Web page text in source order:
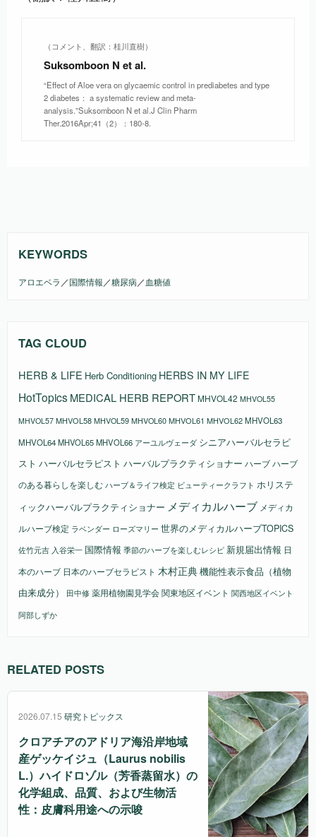
（コメント、翻訳：桂川直樹）
Suksomboon N et al.
“Effect of Aloe vera on glycaemic control in prediabetes and type
2 diabetes： a systematic review and meta-
analysis.”Suksomboon N et al.J Clin Pharm
Ther.2016Apr;41（2）：180-8.
KEYWORDS
アロエベラ ／国際情報 ／糖尿病／血糖値
TAG CLOUD
HERB & LIFE Herb Conditioning HERBS IN MY LIFE
HotTopics MEDICAL HERB REPORTMHVOL42 MHVOL55
MHVOL57 MHVOL58 MHVOL59 MHVOL60 MHVOL61 MHVOL62MHVOL63
MHVOL64MHVOL65MHVOL66 アーユルヴェーダ シニアハーバルセラピ
スト ハーバルセラピスト ハーバルプラクティショナー ハーブハーブ
のある暮らしを楽しむ ハーブ＆ライフ検定 ビューティークラフト ホリステ
ィックハーバルプラクティショナー メディカルハーブ メディカ
ルハーブ検定 ラベンダー ローズマリー 世界のメディカルハーブTOPICS
佐竹元吉 入谷栄一 国際情報 季節のハーブを楽しむレシピ 新規届出情報 日
本のハーブ 日本のハーブセラピスト 木村正典機能性表示食品（植物
由来成分）
田中修 薬用植物園見学会関東地区イベント 関西地区イベント
阿部しずか
RELATED POSTS
2026.07.15 研究トピックス
クロアチアのアドリア海沿岸地域
産ゲッケイジュ（Laurus nobilis
L.）ハイドロゾル（芳香蒸留水）の
化学組成、品質、および生物活
性：皮膚科用途への示唆